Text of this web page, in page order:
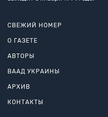
СВЕЖИЙ НОМЕР
О ГАЗЕТЕ
АВТОРЫ
ВААД УКРАИНЫ
АРХИВ
КОНТАКТЫ